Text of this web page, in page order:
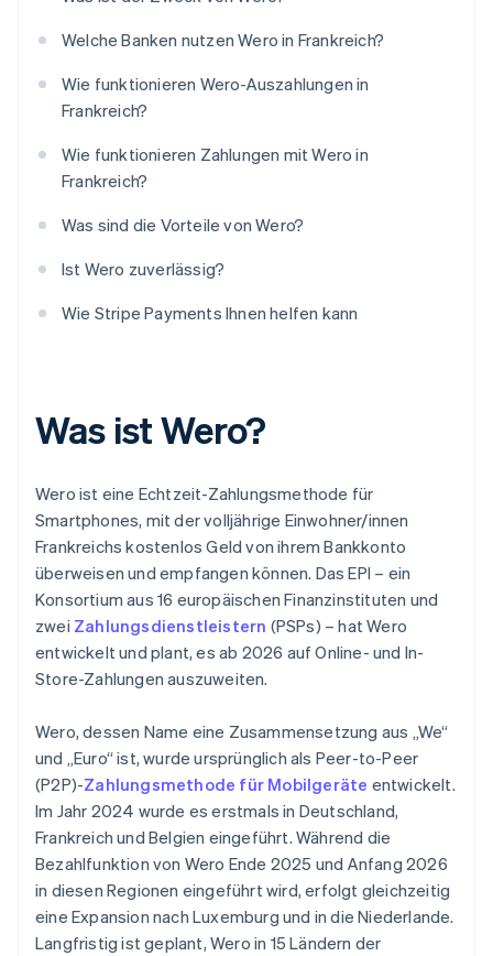
Welche Banken nutzen Wero in Frankreich?
Wie funktionieren Wero-Auszahlungen in
Frankreich?
Wie funktionieren Zahlungen mit Wero in
Frankreich?
Was sind die Vorteile von Wero?
Ist Wero zuverlässig?
Wie Stripe Payments Ihnen helfen kann
Was ist Wero?
Wero ist eine Echtzeit-Zahlungsmethode für
Smartphones, mit der volljährige Einwohner/innen
Frankreichs kostenlos Geld von ihrem Bankkonto
überweisen und empfangen können. Das EPI – ein
Konsortium aus 16 europäischen Finanzinstituten und
zwei Zahlungsdienstleistern (PSPs) – hat Wero
entwickelt und plant, es ab 2026 auf Online- und In-
Store-Zahlungen auszuweiten.
Wero, dessen Name eine Zusammensetzung aus „We“
und „Euro“ ist, wurde ursprünglich als Peer-to-Peer
(P2P)-Zahlungsmethode für Mobilgeräte entwickelt.
Im Jahr 2024 wurde es erstmals in Deutschland,
Frankreich und Belgien eingeführt. Während die
Bezahlfunktion von Wero Ende 2025 und Anfang 2026
in diesen Regionen eingeführt wird, erfolgt gleichzeitig
eine Expansion nach Luxemburg und in die Niederlande.
Langfristig ist geplant, Wero in 15 Ländern der